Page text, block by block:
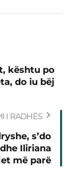
kështu po
do iu bëj
I RADHËS
s’do
Iliriana
më parë